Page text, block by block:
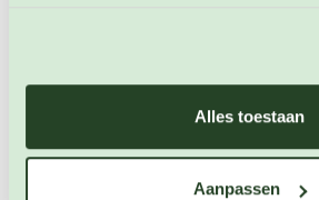
Alles toestaan
Aanpassen
Aubergine zaden